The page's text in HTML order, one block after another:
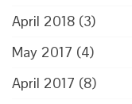
April 2018 (3)
May 2017 (4)
April 2017 (8)